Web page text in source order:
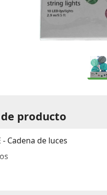
producto
- Cadena de luces